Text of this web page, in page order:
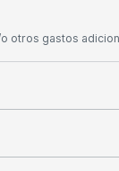
otros gastos